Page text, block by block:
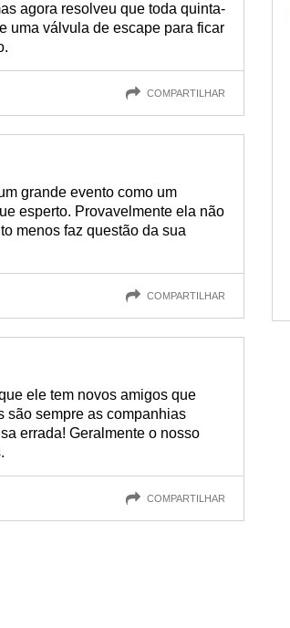
agora resolveu que toda quinta-
uma válvula de escape para ficar
COMPARTILHAR
grande evento como um
esperto. Provavelmente ela não
menos faz questão da sua
COMPARTILHAR
ele tem novos amigos que
são sempre as companhias
errada! Geralmente o nosso
COMPARTILHAR